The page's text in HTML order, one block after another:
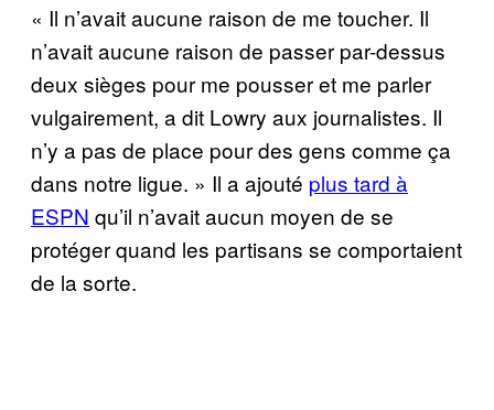
« Il n’avait aucune raison de me toucher. Il
n’avait aucune raison de passer par-dessus
deux sièges pour me pousser et me parler
vulgairement, a dit Lowry aux journalistes. Il
n’y a pas de place pour des gens comme ça
dans notre ligue. » Il a ajouté plus tard à
ESPN qu’il n’avait aucun moyen de se
protéger quand les partisans se comportaient
de la sorte.